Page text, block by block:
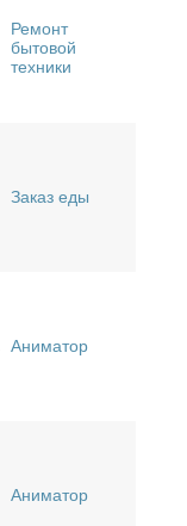
Ремонт
бытовой
техники
Заказ еды
Аниматор
Аниматор